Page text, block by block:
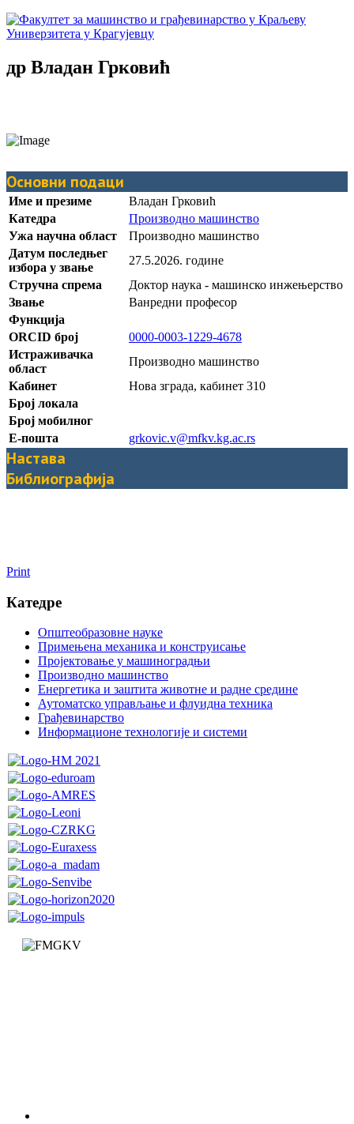
др Владан Грковић
Основни подаци
Име и презиме
Владан Грковић
Катедра
Производно машинство
Ужа научна област
Производно машинство
Датум последњег
избора у звање
27.5.2026. године
Стручна спрема
Доктор наука - машинско инжењерство
Звање
Ванредни професор
Функција
ORCID број
0000-0003-1229-4678
Истраживачка
област
Производно машинство
Kабинет
Нова зграда, кабинет 310
Број локала
Број мобилног
Е-пошта
grkovic.v@mfkv.kg.ac.rs
Настава
Библиографија
Print
Катедре
Општеобразовне науке
Примењена механика и конструисање
Пројектовање у машиноградњи
Производно машинство
Енергетика и заштита животне и радне средине
Аутоматско управљање и флуидна техника
Грађевинарство
Информационе технологије и системи